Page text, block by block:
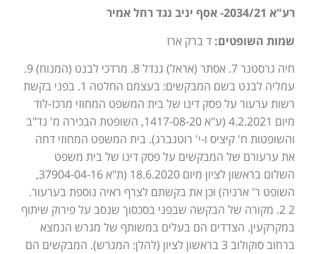
רע"א 2034/21- אסף יניב נגד רחל אמיר
שמות השופטים: ד ברק ארז
חיה גרסטנר 7. אסתר (אראל) גנדל 8. מרדכי לבנט (המנוח) 9.
עמליה לבנט בשם המבקשים: בעצמם החלטה 1. בפני בקשת
רשות ערעור על פסק דינו של בית המשפט המחוזי מרכז-לוד
מיום 4.2.2021 (ע"א 1417-08-20, השופטת הבכירה מ' נד"ב
והשופטות ח' קיציס ו-י' רוטנברג). בית המשפט המחוזי דחה
את ערעורם של המבקשים על פסק דינו של בית משפט
השלום בראשון לציון מיום 18.6.2020 (ת"א 37904-04-16,
השופט ר' ארניה) וכן את בקשתם לצרף ראיה נוספת בערעור.
2 2. מקורה של הבקשה שבפני בסכסוך שנסב על פירוק שיתוף
במקרקעין. הצדדים הם בעלים במשותף של מגרש הנמצא
ברחוב סוקולוב 3 בראשון לציון (להלן: המגרש). המבקשים הם